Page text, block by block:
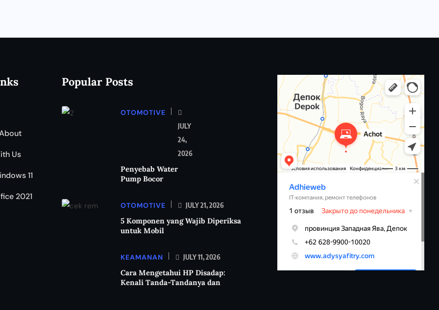
Us
11
2021
Popular Posts
OTOMOTIVE
JULY
24,
2026
Penyebab Water
Pump Bocor
OTOMOTIVE JULY 21, 2026
5 Komponen yang Wajib Diperiksa
untuk Mobil
KEAMANAN JULY 11, 2026
Cara Mengetahui HP Disadap:
Kenali Tanda-Tandanya dan